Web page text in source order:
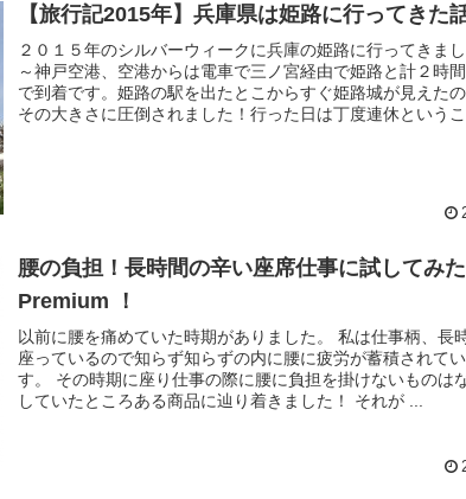
【旅行記2015年】兵庫県は姫路に行ってきた
２０１５年のシルバーウィークに兵庫の姫路に行ってきま
～神戸空港、空港からは電車で三ノ宮経由で姫路と計２時
で到着です。姫路の駅を出たとこからすぐ姫路城が見えたの
その大きさに圧倒されました！行った日は丁度連休というこ
腰の負担！長時間の辛い座席仕事に試してみ
Premium ！
以前に腰を痛めていた時期がありました。 私は仕事柄、長
座っているので知らず知らずの内に腰に疲労が蓄積されて
す。 その時期に座り仕事の際に腰に負担を掛けないものは
していたところある商品に辿り着きました！ それが ...